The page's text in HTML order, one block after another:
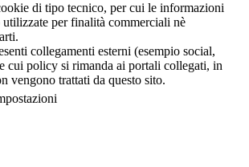
di tipo tecnico, per cui le informazioni
utilizzate per finalità commerciali nè
collegamenti esterni (esempio social,
cui policy si rimanda ai portali collegati, in
vengono trattati da questo sito.